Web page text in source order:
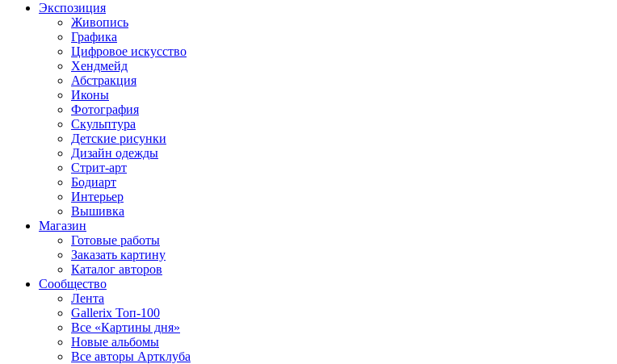
Экспозиция
Живопись
Графика
Цифровое искусство
Хендмейд
Абстракция
Иконы
Фотография
Скульптура
Детские рисунки
Дизайн одежды
Стрит-арт
Бодиарт
Интерьер
Вышивка
Магазин
Готовые работы
Заказать картину
Каталог авторов
Сообщество
Лента
Gallerix Топ-100
Все «Картины дня»
Новые альбомы
Все авторы Артклуба